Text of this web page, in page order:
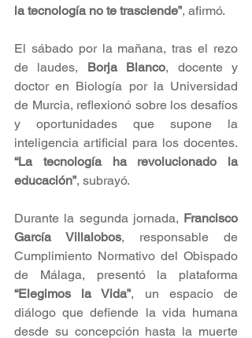
la tecnología no te trasciende”, afirmó.
El sábado por la mañana, tras el rezo
de laudes, Borja Blanco, docente y
doctor en Biología por la Universidad
de Murcia, reflexionó sobre los desafíos
y oportunidades que supone la
“La tecnología ha revolucionado la
educación”, subrayó.
Durante la segunda jornada, Francisco
García Villalobos, responsable de
Cumplimiento Normativo del Obispado
“Elegimos la Vida”, un espacio de
diálogo que defiende la vida humana
desde su concepción hasta la muerte